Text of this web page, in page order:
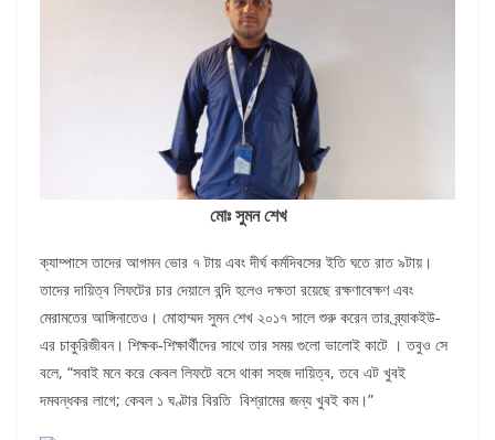
মোঃ সুমন শেখ
ক্যাম্পাসে তাদের আগমন ভোর ৭ টায় এবং দীর্ঘ কর্মদিবসের ইতি ঘতে রাত ৯টায়।
তাদের দায়িত্ব লিফটের চার দেয়ালে বন্দি হলেও দক্ষতা রয়েছে রক্ষণাবেক্ষণ এবং
মেরামতের আঙ্গিনাতেও। মোহাম্মদ সুমন শেখ ২০১৭ সালে শুরু করেন তার ব্র্যাকইউ-
এর চাকুরিজীবন। শিক্ষক-শিক্ষার্থীদের সাথে তার সময় গুলো ভালোই কাটে । তবুও সে
বলে, “সবাই মনে করে কেবল লিফটে বসে থাকা সহজ দায়িত্ব, তবে এট খুবই
দমবন্ধকর লাগে; কেবল ১ ঘণ্টার বিরতি বিশ্রামের জন্য খুবই কম।”